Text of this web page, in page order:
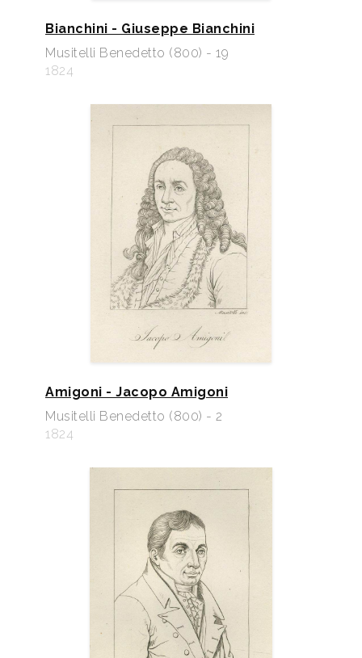
Bianchini - Giuseppe Bianchini
Musitelli Benedetto (800) - 19
1824
Amigoni - Jacopo Amigoni
Musitelli Benedetto (800) - 2
1824